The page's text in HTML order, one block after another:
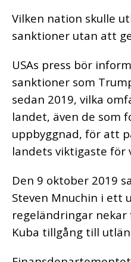
Vilken nation skulle
sanktioner utan att
USAs press bör
sanktioner som
sedan 2019, vilka
landet, även de som
uppbyggnad, för att
landets viktigaste för
Den 9 oktober 2019
Steven Mnuchin i ett
regeländringar
Kuba tillgång till